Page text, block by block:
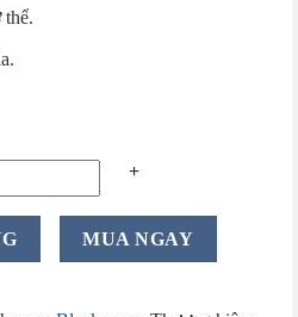
thể.
MUA NGAY